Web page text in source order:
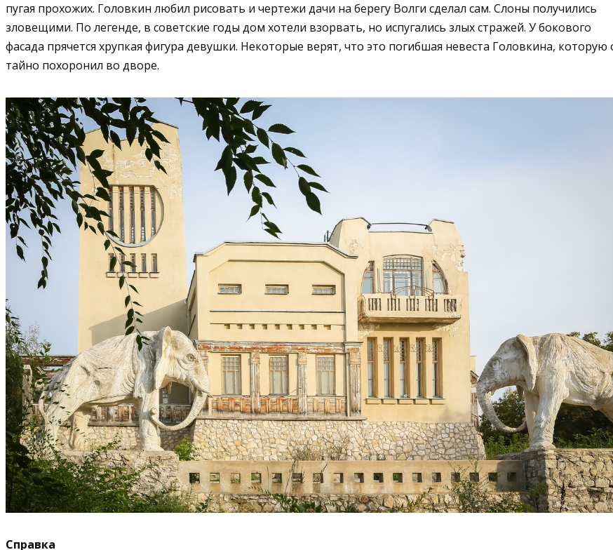
пугая прохожих. Головкин любил рисовать и чертежи дачи на берегу Волги сделал сам. Слоны получились
зловещими. По легенде, в советские годы дом хотели взорвать, но испугались злых стражей. У бокового
фасада прячется хрупкая фигура девушки. Некоторые верят, что это погибшая невеста Головкина, которую
тайно похоронил во дворе.
Справка